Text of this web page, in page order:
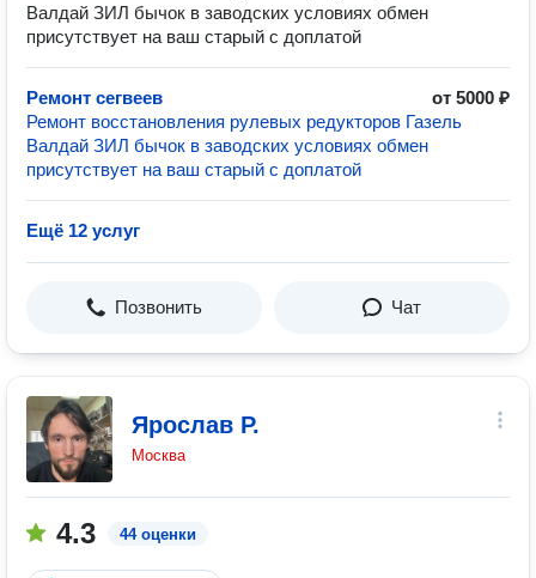
Валдай ЗИЛ бычок в заводских условиях обмен
присутствует на ваш старый с доплатой
Ремонт сегвеев
от 5000 ₽
Ремонт восстановления рулевых редукторов Газель
Валдай ЗИЛ бычок в заводских условиях обмен
присутствует на ваш старый с доплатой
Ещё 12 услуг
Позвонить Чат
Ярослав Р.
Москва
4.3 44 оценки